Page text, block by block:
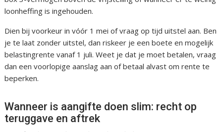
loonheffing is ingehouden.
Dien bij voorkeur in vóór 1 mei of vraag op tijd uitstel aan. Ben
je te laat zonder uitstel, dan riskeer je een boete en mogelijk
belastingrente vanaf 1 juli. Weet je dat je moet betalen, vraag
dan een voorlopige aanslag aan of betaal alvast om rente te
beperken.
Wanneer is aangifte doen slim: recht op
teruggave en aftrek